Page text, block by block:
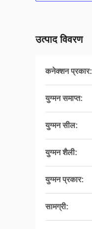
उत्पाद विवरण
कनेक्शन प्रकार:
युग्मन समाप्त:
युग्मन सील:
युग्मन शैली:
युग्मन प्रकार:
सामग्री: